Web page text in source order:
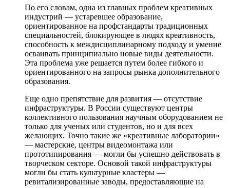
По его словам, одна из главных проблем креативных
индустрий — устаревшее образование,
ориентированное на профстандарты традиционных
специальностей, блокирующее в людях креативность,
способность к междисциплинарному подходу и умение
осваивать принципиально новые виды деятельности.
Эта проблема уже решается путем более гибкого и
ориентированного на запросы рынка дополнительного
образования.
Еще одно препятствие для развития — отсутствие
инфраструктуры. В России существуют центры
коллективного пользования научным оборудованием не
только для ученых или студентов, но и для всех
желающих. Точно такие же «креативные лаборатории»
— мастерские, центры видеомонтажа или
прототипирования — могли бы успешно действовать в
творческом секторе. Основой такой инфраструктуры
могли бы стать культурные кластеры —
ревитализированные заводы, предоставляющие на